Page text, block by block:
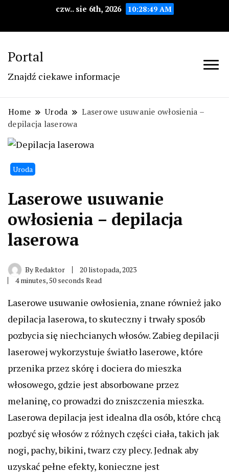
czw.. sie 6th, 2026 10:28:49 AM
Portal
Znajdź ciekawe informacje
Home Uroda
Laserowe usuwanie owłosienia –
depilacja laserowa
Uroda
Laserowe usuwanie
owłosienia – depilacja
laserowa
ByRedaktor
20 listopada, 2023
4 minutes, 50 seconds Read
Laserowe usuwanie owłosienia, znane również jako
depilacja laserowa, to skuteczny i trwały sposób
pozbycia się niechcianych włosów. Zabieg depilacji
laserowej wykorzystuje światło laserowe, które
przenika przez skórę i dociera do mieszka
włosowego, gdzie jest absorbowane przez
melaninę, co prowadzi do zniszczenia mieszka.
Laserowa depilacja jest idealna dla osób, które chcą
pozbyć się włosów z różnych części ciała, takich jak
nogi, pachy, bikini, twarz czy plecy. Jednak aby
uzyskać pełne efekty, konieczne jest